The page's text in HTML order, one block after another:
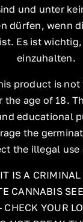
und unter
dürfen, wenn
Es ist wichtig,
einzuhalten.
product is
the age of 18.
educational
the
the illegal
IS A CRIMINAL
CANNABIS
CHECK YOUR